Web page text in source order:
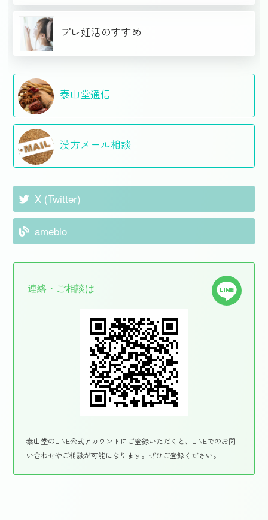
プレ妊活のすすめ
泰山堂通信
漢方メール相談
X (Twitter)
ameblo
連絡・ご相談は
泰山堂のLINE公式アカウントにご登録いただくと、LINEでのお問
い合わせやご相談が可能になります。ぜひご登録ください。